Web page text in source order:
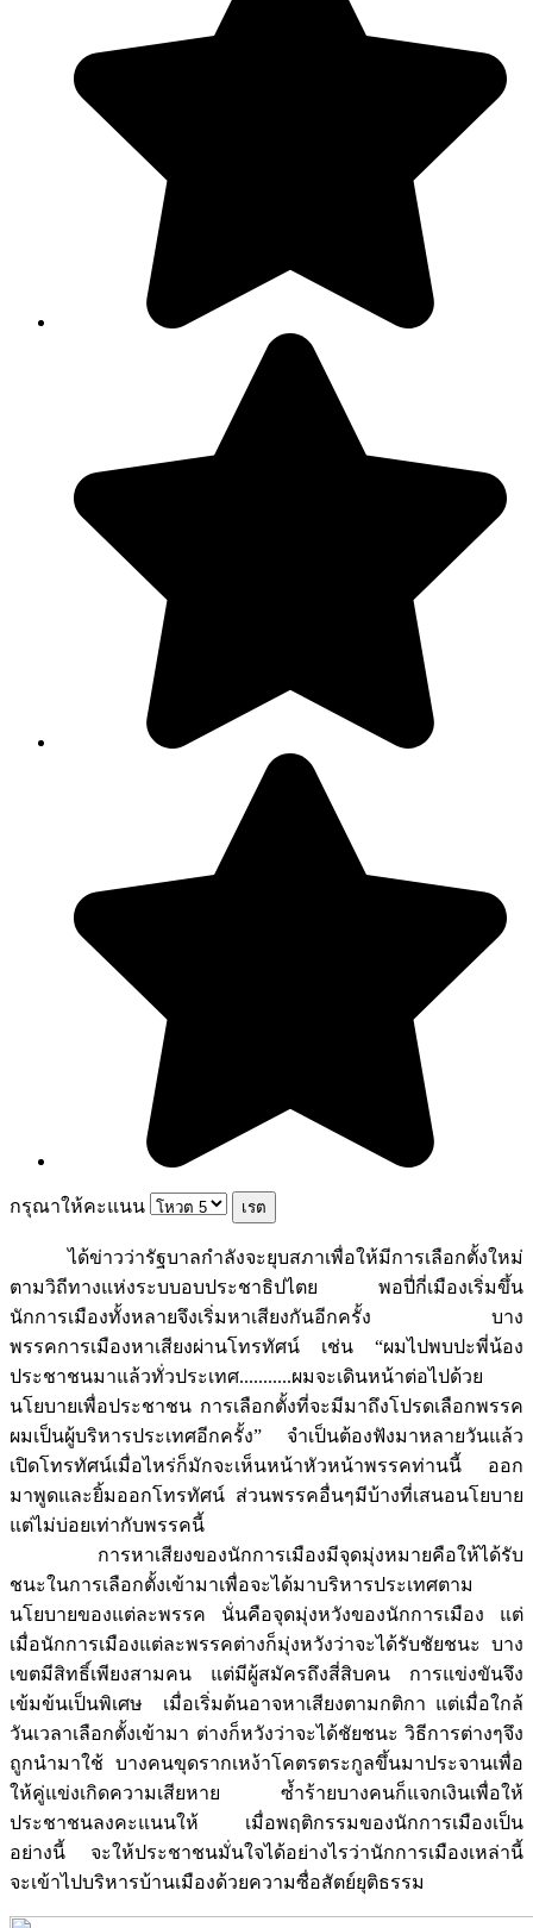
กรุณาให้คะแนน
ได้ข่าวว่ารัฐบาลกำลังจะยุบสภาเพื่อให้มีการเลือกตั้งใหม่
ตามวิถีทางแห่งระบบอบประชาธิปไตย พอปี่กี่เมืองเริ่มขึ้น
นักการเมืองทั้งหลายจึงเริ่มหาเสียงกันอีกครั้ง บาง
พรรคการเมืองหาเสียงผ่านโทรทัศน์ เช่น “ผมไปพบปะพี่น้อง
ประชาชนมาแล้วทั่วประเทศ...........ผมจะเดินหน้าต่อไปด้วย
นโยบายเพื่อประชาชน การเลือกตั้งที่จะมีมาถึงโปรดเลือกพรรค
ผมเป็นผู้บริหารประเทศอีกครั้ง” จำเป็นต้องฟังมาหลายวันแล้ว
เปิดโทรทัศน์เมื่อไหร่ก็มักจะเห็นหน้าหัวหน้าพรรคท่านนี้ ออก
มาพูดและยิ้มออกโทรทัศน์ ส่วนพรรคอื่นๆมีบ้างที่เสนอนโยบาย
แต่ไม่บ่อยเท่ากับพรรคนี้
การหาเสียงของนักการเมืองมีจุดมุ่งหมายคือให้ได้รับ
ชนะในการเลือกตั้งเข้ามาเพื่อจะได้มาบริหารประเทศตาม
นโยบายของแต่ละพรรค นั่นคือจุดมุ่งหวังของนักการเมือง แต่
เมื่อนักการเมืองแต่ละพรรคต่างก็มุ่งหวังว่าจะได้รับชัยชนะ บาง
เขตมีสิทธิ์เพียงสามคน แต่มีผู้สมัครถึงสี่สิบคน การแข่งขันจึง
เข้มข้นเป็นพิเศษ เมื่อเริ่มต้นอาจหาเสียงตามกติกา แต่เมื่อใกล้
วันเวลาเลือกตั้งเข้ามา ต่างก็หวังว่าจะได้ชัยชนะ วิธีการต่างๆจึง
ถูกนำมาใช้ บางคนขุดรากเหง้าโคตรตระกูลขึ้นมาประจานเพื่อ
ให้คู่แข่งเกิดความเสียหาย ซ้ำร้ายบางคนก็แจกเงินเพื่อให้
ประชาชนลงคะแนนให้ เมื่อพฤติกรรมของนักการเมืองเป็น
อย่างนี้ จะให้ประชาชนมั่นใจได้อย่างไรว่านักการเมืองเหล่านี้
จะเข้าไปบริหารบ้านเมืองด้วยความซื่อสัตย์ยุติธรรม